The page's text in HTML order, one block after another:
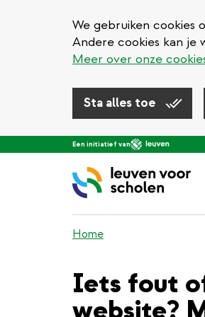
We gebruiken cookies
Andere cookies kan je
Meer over onze
Sta alles toe
OverslaanEen initiatief van
Home
Iets fout